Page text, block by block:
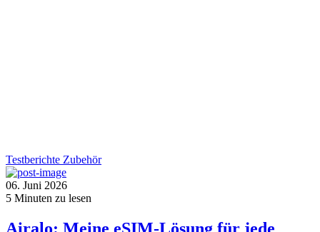
Testberichte Zubehör
06. Juni 2026
5 Minuten zu lesen